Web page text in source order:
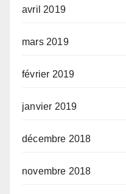
avril 2019
mars 2019
février 2019
janvier 2019
décembre 2018
novembre 2018